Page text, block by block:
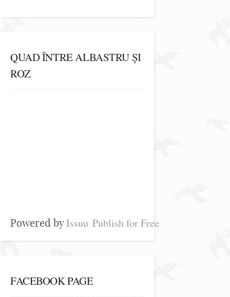
QUAD ÎNTRE ALBASTRU ȘI
ROZ
Powered byIssuu Publish for Free
FACEBOOK PAGE